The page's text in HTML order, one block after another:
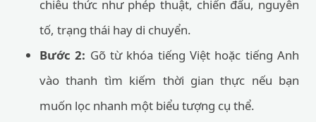
chiêu thức như phép thuật, chiến đấu, nguyên
tố, trạng thái hay di chuyển.
Bước 2: Gõ từ khóa tiếng Việt hoặc tiếng Anh
vào thanh tìm kiếm thời gian thực nếu bạn
muốn lọc nhanh một biểu tượng cụ thể.